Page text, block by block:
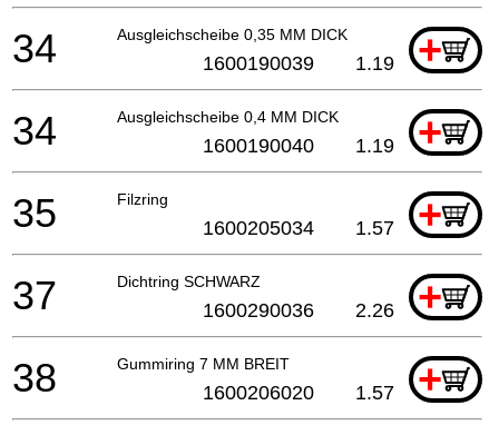
Ausgleichscheibe 0,35 MM DICK +
34 1600190039 1.19
Ausgleichscheibe 0,4 MM DICK +
34 1600190040 1.19
Filzring +
35 1600205034 1.57
Dichtring SCHWARZ +
37 1600290036 2.26
Gummiring 7 MM BREIT +
38 1600206020 1.57